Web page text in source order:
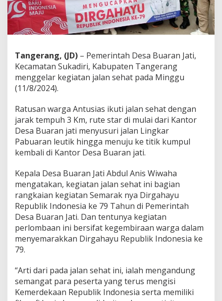
s
I
k
i
J
a
S
e
h
a
t
,
e
m
a
r
a
k
k
a
n
r
g
a
h
Tangerang, (JD) – Pemerintah Desa Buaran Jati,
Kecamatan Sukadiri, Kabupaten Tangerang
menggelar kegiatan jalan sehat pada Minggu
(11/8/2024).
Ratusan warga Antusias ikuti jalan sehat dengan
jarak tempuh 3 Km, rute star di mulai dari Kantor
Desa Buaran jati menyusuri jalan Lingkar
Pabuaran leutik hingga menuju ke titik kumpul
kembali di Kantor Desa Buaran jati.
Kepala Desa Buaran Jati Abdul Anis Wiwaha
mengatakan, kegiatan jalan sehat ini bagian
rangkaian kegiatan Semarak nya Dirgahayu
Republik Indonesia ke 79 Tahun di Pemerintah
Desa Buaran Jati. Dan tentunya kegiatan
perlombaan ini bersifat kegembiraan warga dalam
menyemarakkan Dirgahayu Republik Indonesia ke
79.
“Arti dari pada jalan sehat ini, ialah mengandung
semangat para peserta yang terus mengisi
Kemerdekaan Republik Indonesia serta memiliki